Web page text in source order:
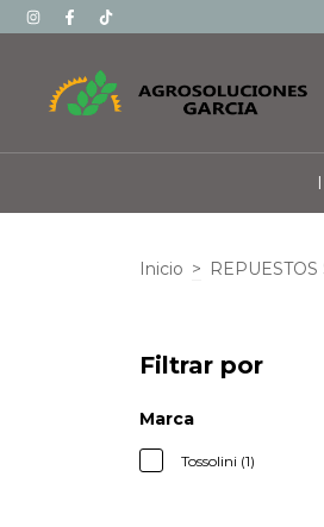
Inicio >
Filtrar por
Marca
Tossolini (1)